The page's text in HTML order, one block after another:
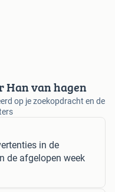
Han van hagen
op je zoekopdracht en de
in de
de afgelopen week